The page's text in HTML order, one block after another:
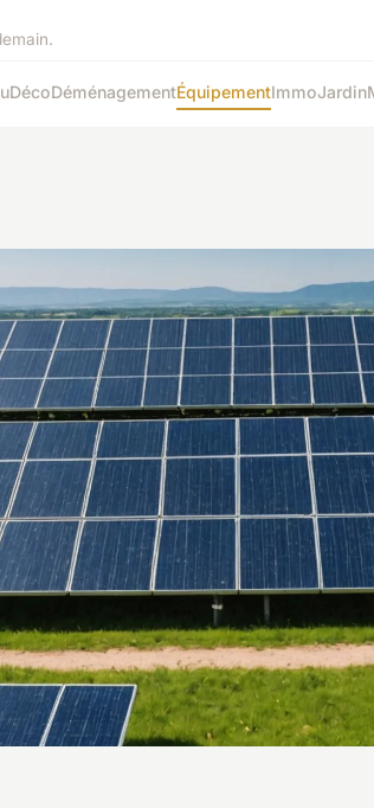
DécoDéménagementÉquipementImmoJardin